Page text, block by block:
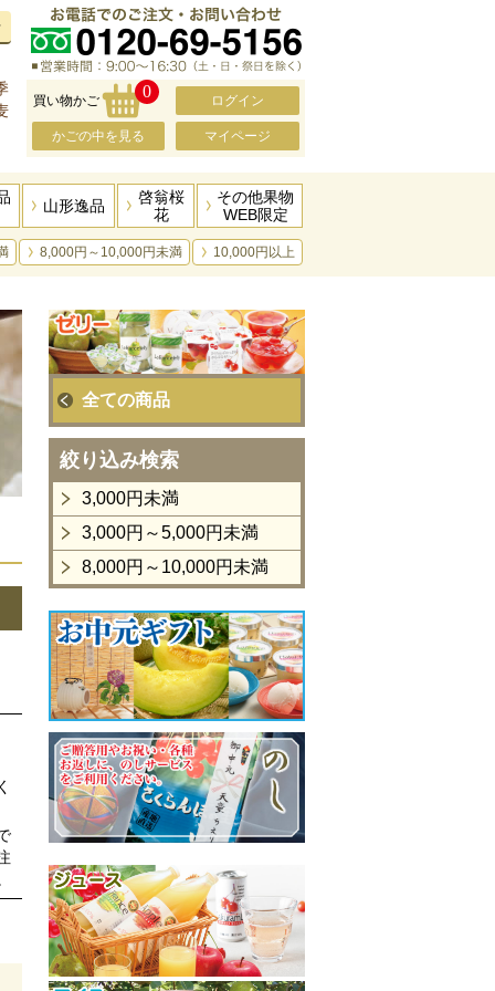
買い物かご 0 ログイン
かごの中を見る マイページ
山形逸品
啓翁桜
花
その他果物
WEB限定
8,000円～10,000円未満 10,000円以上
全ての商品
絞り込み検索
3,000円未満
3,000円～5,000円未満
8,000円～10,000円未満